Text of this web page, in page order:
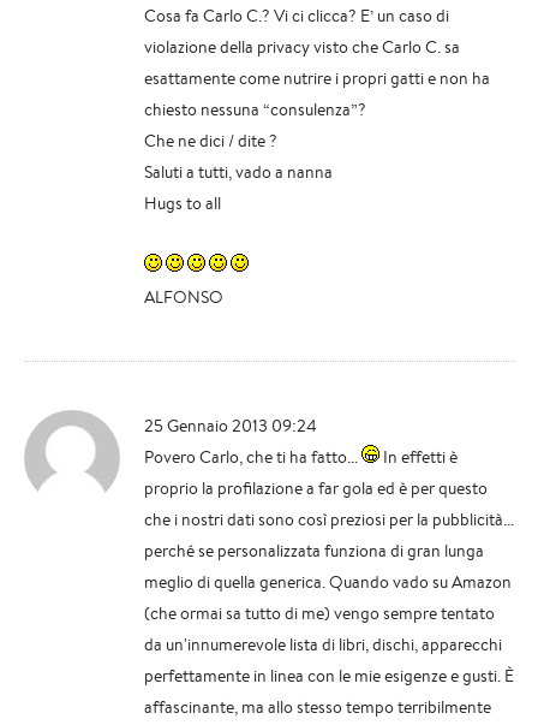
Cosa fa Carlo C.? Vi ci clicca? E’ un caso di
violazione della privacy visto che Carlo C. sa
esattamente come nutrire i propri gatti e non ha
chiesto nessuna “consulenza”?
Che ne dici / dite ?
Saluti a tutti, vado a nanna
Hugs to all
ALFONSO
25 Gennaio 2013 09:24
Povero Carlo, che ti ha fatto...
In effetti è
proprio la profilazione a far gola ed è per questo
che i nostri dati sono così preziosi per la pubblicità...
perché se personalizzata funziona di gran lunga
meglio di quella generica. Quando vado su Amazon
(che ormai sa tutto di me) vengo sempre tentato
da un'innumerevole lista di libri, dischi, apparecchi
perfettamente in linea con le mie esigenze e gusti. È
affascinante, ma allo stesso tempo terribilmente